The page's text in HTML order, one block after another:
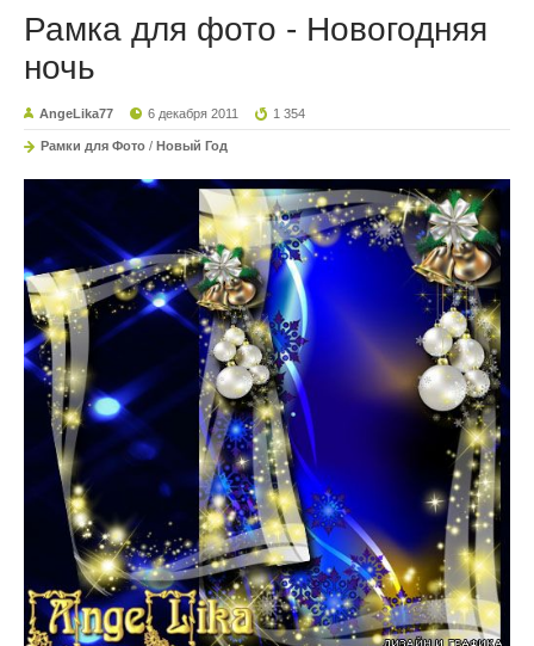
Рамка для фото - Новогодняя
ночь
AngeLika77 6 декабря 2011 1 354
Рамки для Фото / Новый Год